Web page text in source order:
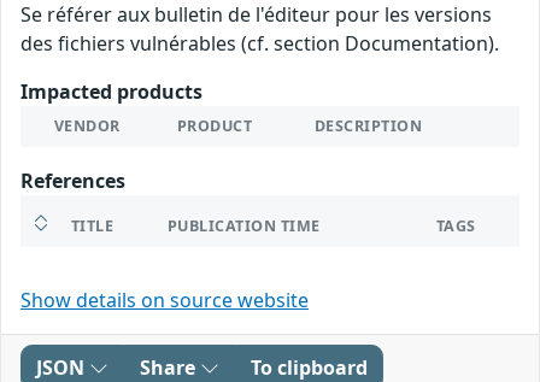
Se référer aux bulletin de l'éditeur pour les versions
des fichiers vulnérables (cf. section Documentation).
Impacted products
VENDOR PRODUCT DESCRIPTION
References
TITLE PUBLICATION TIME TAGS
Show details on source website
JSON Share To clipboard